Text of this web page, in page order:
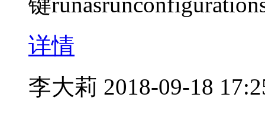
详情
李大莉 2018-09-18